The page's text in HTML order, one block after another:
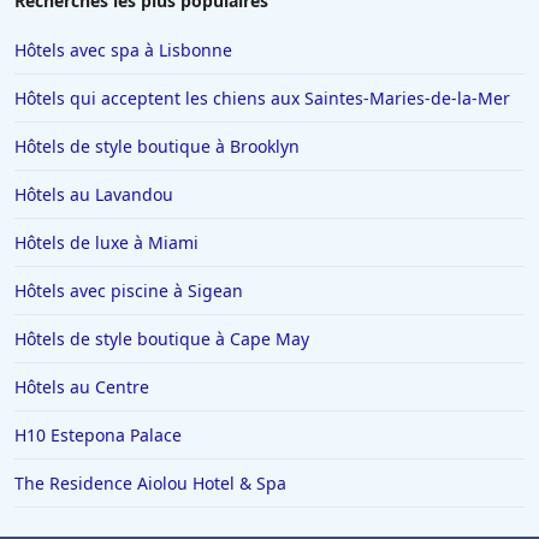
Hôtels à Pouilly-en-Auxois
Hôtels à Pont-lʼEveque
Hôtels à Crézilles
Hôtels à Cassis
Hôtels à Bandol
Hôtels à Fuerteventura
Hôtels à Ensisheim
Hôtels en Crète
Hôtels avec spa à Lisbonne
Hôtels qui acceptent les chiens aux Saintes-Maries-de-la-Mer
Hôtels de style boutique à Brooklyn
Hôtels au Lavandou
Hôtels de luxe à Miami
Hôtels avec piscine à Sigean
Hôtels de style boutique à Cape May
Hôtels au Centre
H10 Estepona Palace
The Residence Aiolou Hotel & Spa